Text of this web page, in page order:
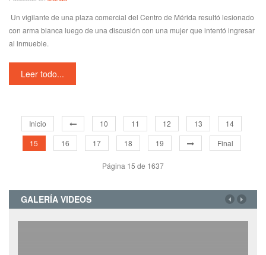
Un vigilante de una plaza comercial del Centro de Mérida resultó lesionado
con arma blanca luego de una discusión con una mujer que intentó ingresar
al inmueble.
Leer todo...
Inicio 10 11 12 13
14
15
16 17 18 19 Final
Página 15 de 1637
GALERÍA VIDEOS